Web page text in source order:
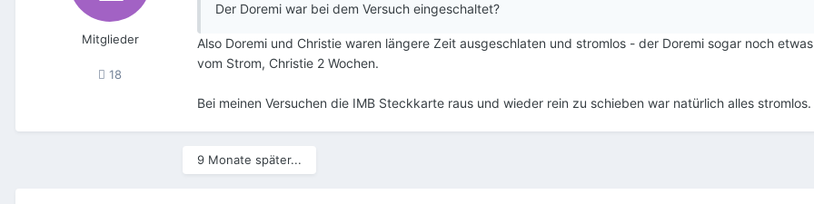
Mitglieder
18
Der Doremi war bei dem Versuch eingeschaltet?
Also Doremi und Christie waren längere Zeit ausgeschlaten und stromlos - der Doremi sogar noch
vom Strom, Christie 2 Wochen.
Bei meinen Versuchen die IMB Steckkarte raus und wieder rein zu schieben war natürlich alles stromlos.
9 Monate später...